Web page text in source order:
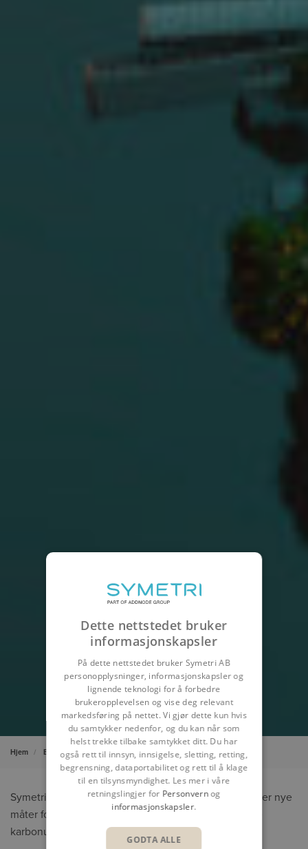
Hjem Bærekraft
Symetri har stort fokus på bærekraft og leter alltid etter nye
måter for å forbedre energieffektiviteten og redusere
karbonutslipp.
Dette nettstedet bruker
informasjonskapsler
På dette nettstedet bruker Symetri AB
personopplysninger, informasjonskapsler og
lignende teknologi for å forbedre
brukeropplevelsen og vise deg relevant
markedsføring på nettet. Vi gjør dette kun hvis
du samtykker nedenfor, og du kan når som
helst trekke tilbake samtykket ditt. Du har
også rett til innsyn, innsigelse, sletting, retting,
begrensning, dataportabilitet og rett til å klage
til en tilsynsmyndighet. Les mer i våre
retningslingjer for Personvernog
informasjonskapsler.
GODTA ALLE